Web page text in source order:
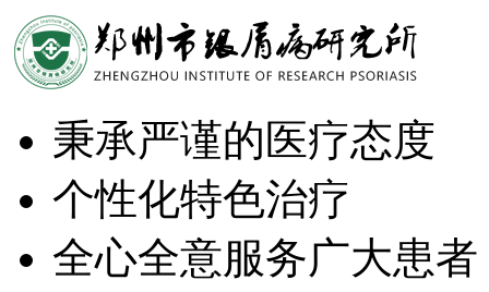
秉承严谨的医疗态度
个性化特色治疗
全心全意服务广大患者